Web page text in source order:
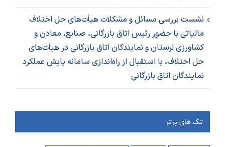
نشست بررسی مسائل و مشکلات هیأت‌های حل اختلاف
مالیاتی با حضور رئیس اتاق بازرگانی، صنایع، معادن و
کشاورزی لرستان و نمایندگان اتاق بازرگانی در هیأت‌های
حل اختلاف، با استقبال از راه‌اندازی سامانه پایش عملکرد
نمایندگان اتاق بازرگانی
تگ های برتر